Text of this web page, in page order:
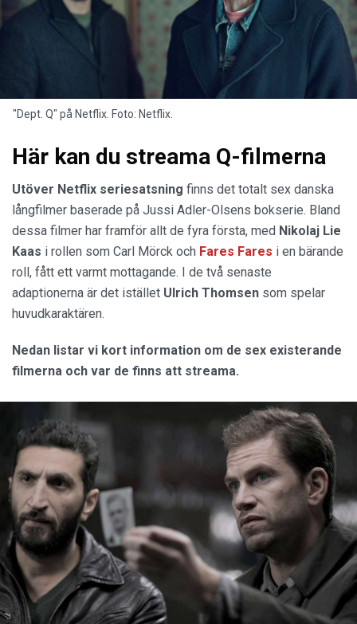
"Dept. Q" på Netflix. Foto: Netflix.
Här kan du streama Q-filmerna
Utöver Netflix seriesatsning finns det totalt sex danska
långfilmer baserade på Jussi Adler-Olsens bokserie. Bland
dessa filmer har framför allt de fyra första, med Nikolaj Lie
Kaas i rollen som Carl Mörck och Fares Fares i en bärande
roll, fått ett varmt mottagande. I de två senaste
adaptionerna är det istället Ulrich Thomsen som spelar
huvudkaraktären.
Nedan listar vi kort information om de sex existerande
filmerna och var de finns att streama.